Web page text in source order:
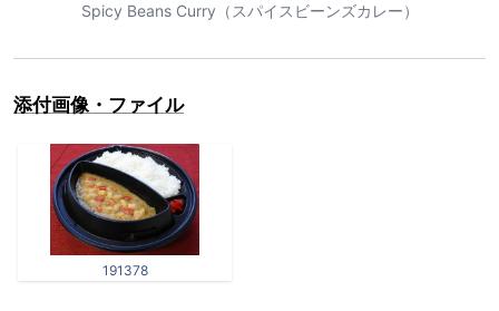
Spicy Beans Curry（スパイスビーンズカレー）
添付画像・ファイル
191378